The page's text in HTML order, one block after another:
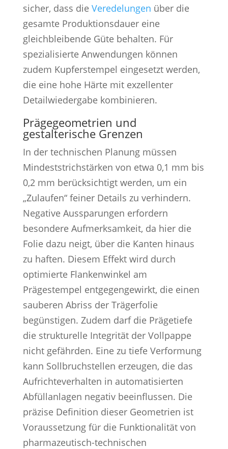
sicher, dass die Veredelungen über die
gesamte Produktionsdauer eine
gleichbleibende Güte behalten. Für
spezialisierte Anwendungen können
zudem Kupferstempel eingesetzt werden,
die eine hohe Härte mit exzellenter
Detailwiedergabe kombinieren.
Prägegeometrien und
gestalterische Grenzen
In der technischen Planung müssen
Mindeststrichstärken von etwa 0,1 mm bis
0,2 mm berücksichtigt werden, um ein
„Zulaufen“ feiner Details zu verhindern.
Negative Aussparungen erfordern
besondere Aufmerksamkeit, da hier die
Folie dazu neigt, über die Kanten hinaus
zu haften. Diesem Effekt wird durch
optimierte Flankenwinkel am
Prägestempel entgegengewirkt, die einen
sauberen Abriss der Trägerfolie
begünstigen. Zudem darf die Prägetiefe
die strukturelle Integrität der Vollpappe
nicht gefährden. Eine zu tiefe Verformung
kann Sollbruchstellen erzeugen, die das
Aufrichteverhalten in automatisierten
Abfüllanlagen negativ beeinflussen. Die
präzise Definition dieser Geometrien ist
Voraussetzung für die Funktionalität von
pharmazeutisch-technischen